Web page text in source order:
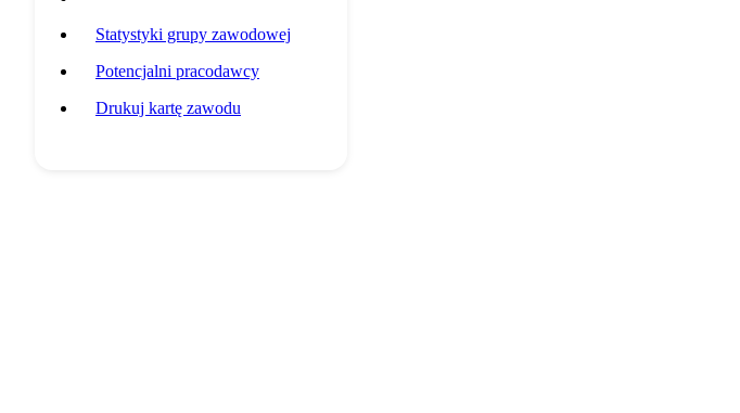
Statystyki grupy zawodowej
Potencjalni pracodawcy
Drukuj kartę zawodu